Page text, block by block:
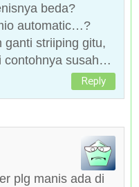
beda?
automatic…?
ganti striiping gitu,
contohnya susah…
Reply
plg manis ada di